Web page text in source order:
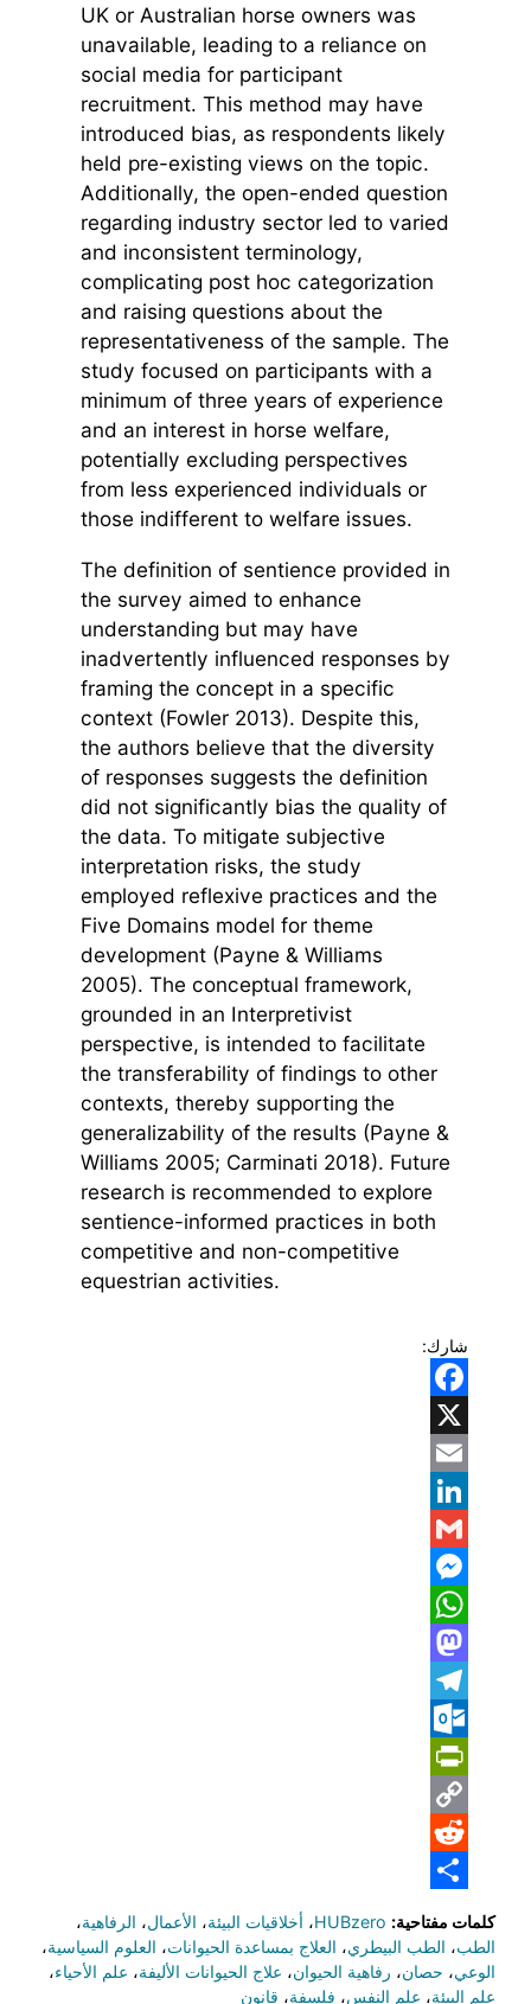
UK or Australian horse owners was
unavailable, leading to a reliance on
social media for participant
recruitment. This method may have
introduced bias, as respondents likely
held pre-existing views on the topic.
Additionally, the open-ended question
regarding industry sector led to varied
and inconsistent terminology,
complicating post hoc categorization
and raising questions about the
representativeness of the sample. The
study focused on participants with a
minimum of three years of experience
and an interest in horse welfare,
potentially excluding perspectives
from less experienced individuals or
those indifferent to welfare issues.
The definition of sentience provided in
the survey aimed to enhance
understanding but may have
inadvertently influenced responses by
framing the concept in a specific
context (Fowler 2013). Despite this,
the authors believe that the diversity
of responses suggests the definition
did not significantly bias the quality of
the data. To mitigate subjective
interpretation risks, the study
employed reflexive practices and the
Five Domains model for theme
development (Payne & Williams
2005). The conceptual framework,
grounded in an Interpretivist
perspective, is intended to facilitate
the transferability of findings to other
contexts, thereby supporting the
generalizability of the results (Payne &
Williams 2005; Carminati 2018). Future
research is recommended to explore
sentience-informed practices in both
competitive and non-competitive
equestrian activities.
شارك:
Facebook
X
Email
LinkedIn
Gmail
Messenger
WhatsApp
Mastodon
Telegram
Outlook.com
PrintFriendly
Copy
Link
Reddit
كلمات مفتاحية: HUBzero، أخلاقيات البيئة، الأعمال، الرفاهية،
الطب، الطب البيطري، العلاج بمساعدة الحيوانات، العلوم السياسية،
الوعي، حصان، رفاهية الحيوان، علاج الحيوانات الأليفة، علم الأحياء،
علم البيئة، علم النفس، فلسفة، قانون